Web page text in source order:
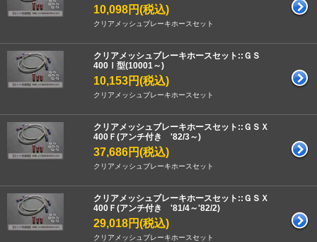
10,098円(税込)
クリアメッシュブレーキホースセット
クリアメッシュブレーキホースセット::ＧＳ
400Ⅰ型(10001～)
10,153円(税込)
クリアメッシュブレーキホースセット
クリアメッシュブレーキホースセット::ＧＳＸ
400Ｆ(アンチ付き '82/3～)
37,686円(税込)
クリアメッシュブレーキホースセット
クリアメッシュブレーキホースセット::ＧＳＸ
400Ｆ(アンチ付き '81/4～'82/2)
29,018円(税込)
クリアメッシュブレーキホースセット